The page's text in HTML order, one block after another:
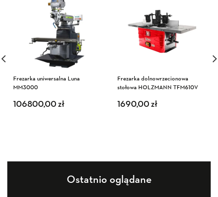
Frezarka uniwersalna Luna
MM3000
106800,00zł
Frezarka dolnowrzecionowa
stołowa HOLZMANN TFM610V
1690,00zł
Ostatnio oglądane